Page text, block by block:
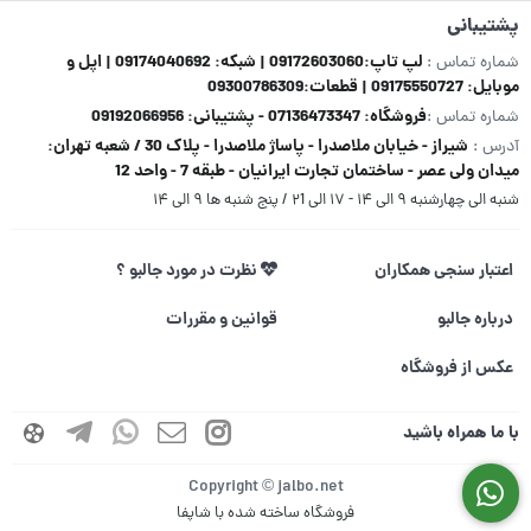
پشتیبانی
شماره تماس :
لپ تاپ:09172603060 | شبکه: 09174040692 | اپل و
موبایل: 09175550727 | قطعات:09300786309
شماره تماس :فروشگاه: 07136473347 - پشتیبانی: 09192066956
آدرس :
شیراز - خیابان ملاصدرا - پاساژ ملاصدرا - پلاک 30 / شعبه تهران:
میدان ولی عصر - ساختمان تجارت ایرانیان - طبقه 7 - واحد 12
شنبه الی چهارشنبه ۹ الی ۱۴ - ۱۷ الی ۲1 / پنج شنبه ها ۹ الی ۱۴
اعتبار سنجی همکاران
نظرت در مورد جالبو ؟
درباره جالبو
قوانین و مقررات
عکس از فروشگاه
با ما همراه باشید
Copyright © jalbo.net
فروشگاه ساخته شده با شاپفا